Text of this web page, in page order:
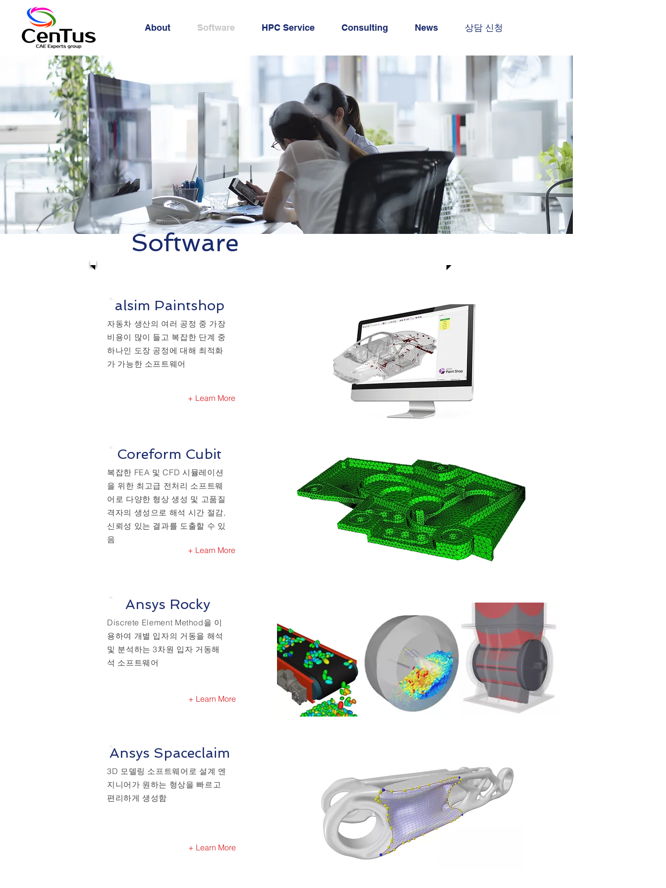
About Software HPC Service Consulting News 상담 신청
Software​
Coreform Cubit
​복잡한 FEA 및 CFD 시뮬레이션
을 위한 최고급 전처리 소프트웨
어로 다양한 형상 생성 및 고품질
격자의 생성으로 해석 시간 절감,
신뢰성 있는 결과를 도출할 수 있
음
+ Learn More
Ansys Rocky
Discrete Element Method을 이
용하여 개별 입자의 거동을 해석
및 분석하는 3차원 입자 거동해
석 소프트웨어
+ Learn More
alsim Paintshop
자동차 생산의 여러 공정 중 가장
비용이 많이 들고 복잡한 단계 중
하나인 도장 공정에 대해 최적화
가 가능한 소프트웨어
+ Learn More
Ansys Spaceclaim
3D 모델링 소프트웨어로 설계 엔
지니어가 원하는 형상을 빠르고
편리하게 생성함​
+ Learn More